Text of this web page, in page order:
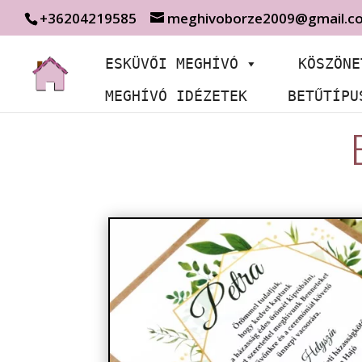
+36204219585
ESKÜVŐI MEGHÍVÓ
MEGHÍVÓ IDÉZETEK